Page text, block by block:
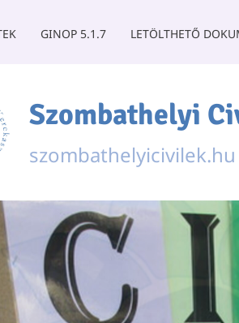
GINOP 5.1.7 LETÖLTHETŐ
Szombathelyi
szombathelyicivilek.hu